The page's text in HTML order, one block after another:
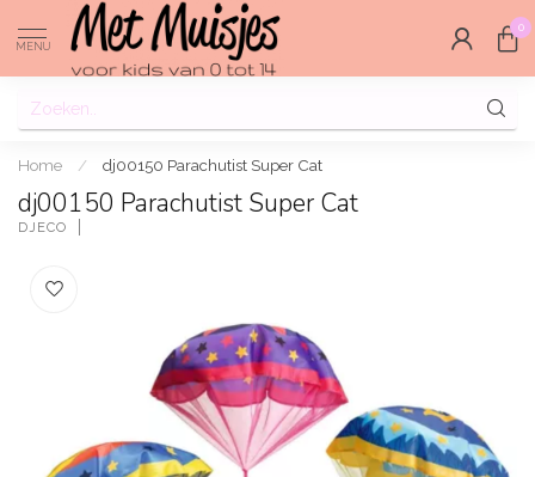
MENU
0
Home / dj00150 Parachutist Super Cat
dj00150 Parachutist Super Cat
DJECO